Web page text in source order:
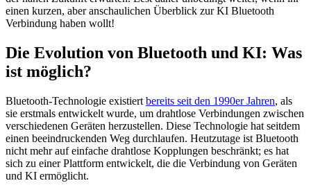
einen kurzen, aber anschaulichen Überblick zur KI Bluetooth
Verbindung haben wollt!
Die Evolution von Bluetooth und KI: Was
ist möglich?
Bluetooth-Technologie existiert bereits seit den 1990er Jahren, als
sie erstmals entwickelt wurde, um drahtlose Verbindungen zwischen
verschiedenen Geräten herzustellen. Diese Technologie hat seitdem
einen beeindruckenden Weg durchlaufen. Heutzutage ist Bluetooth
nicht mehr auf einfache drahtlose Kopplungen beschränkt; es hat
sich zu einer Plattform entwickelt, die die Verbindung von Geräten
und KI ermöglicht.